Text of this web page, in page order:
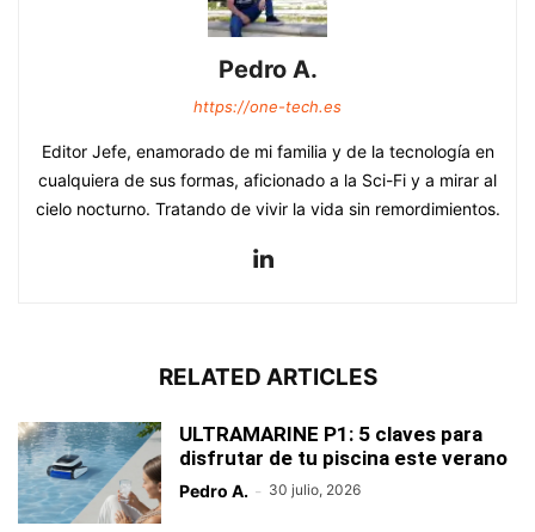
Pedro A.
https://one-tech.es
Editor Jefe, enamorado de mi familia y de la tecnología en
cualquiera de sus formas, aficionado a la Sci-Fi y a mirar al
cielo nocturno. Tratando de vivir la vida sin remordimientos.
RELATED ARTICLES
ULTRAMARINE P1: 5 claves para
disfrutar de tu piscina este verano
Pedro A. - 30 julio, 2026